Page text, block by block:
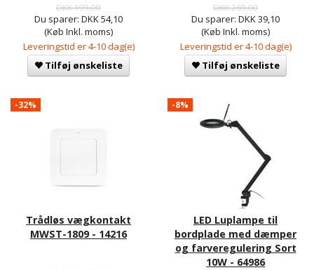
DKK 199,00
Du sparer: DKK 54,10
(Køb Inkl. moms)
Leveringstid er 4-10 dag(e)
Tilføj ønskeliste
DKK 269,00
Du sparer: DKK 39,10
(Køb Inkl. moms)
Leveringstid er 4-10 dag(e)
Tilføj ønskeliste
-32%
Trådløs vægkontakt
MWST-1809 - 14216
-8%
LED Luplampe til
bordplade med dæmper
og farveregulering Sort
10W - 64986